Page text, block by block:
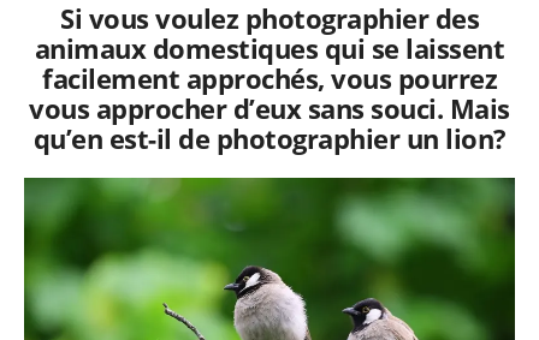
Si vous voulez photographier des
animaux domestiques qui se laissent
facilement approchés, vous pourrez
vous approcher d’eux sans souci. Mais
qu’en est-il de photographier un lion?